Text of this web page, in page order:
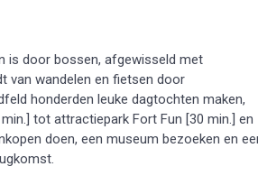
is door bossen, afgewisseld met
van wandelen en fietsen door
honderden leuke dagtochten maken,
tot attractiepark Fort Fun [30 min.] en
doen, een museum bezoeken en